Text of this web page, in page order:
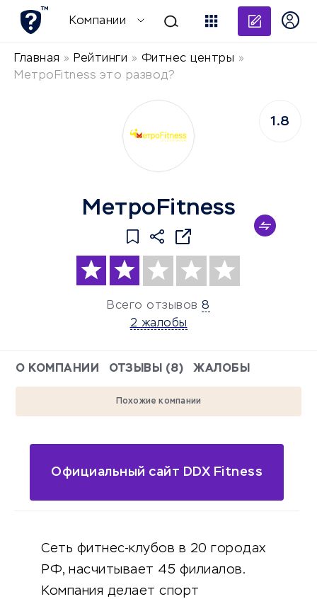
Компании
Главная » Рейтинги » Фитнес центры »
МетроFitness это развод?
МетроFitness
Всего отзывов 8
2 жалобы
1.8
О КОМПАНИИ ОТЗЫВЫ (8) ЖАЛОБЫ
Похожие компании
Официальный сайт DDX Fitness
Сеть фитнес-клубов в 20 городах
РФ, насчитывает 45 филиалов.
Компания делает спорт